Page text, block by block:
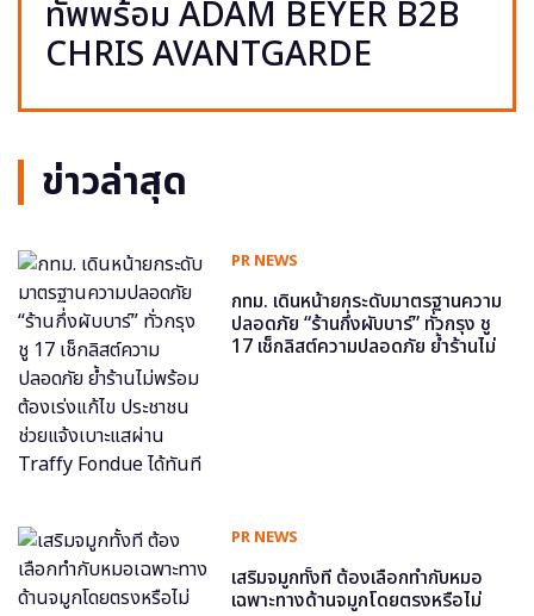
ทัพพร้อม ADAM BEYER B2B
CHRIS AVANTGARDE
ข่าวล่าสุด
PR NEWS
กทม. เดินหน้ายกระดับมาตรฐานความ
ปลอดภัย “ร้านกึ่งผับบาร์” ทั่วกรุง ชู
17 เช็กลิสต์ความปลอดภัย ย้ำร้านไม่
PR NEWS
เสริมจมูกทั้งที ต้องเลือกทำกับหมอ
เฉพาะทางด้านจมูกโดยตรงหรือไม่